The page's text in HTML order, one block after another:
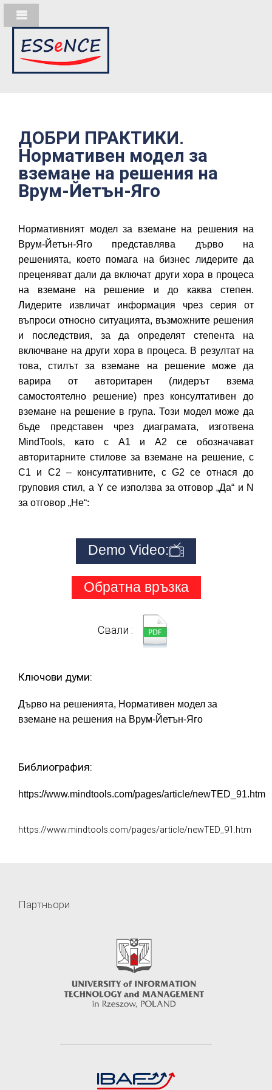
ДОБРИ ПРАКТИКИ.
Нормативен модел за
вземане на решения на
Врум-Йетън-Яго
Нормативният модел за вземане на решения на
Врум-Йетън-Яго представлява дърво на
решенията, което помага на бизнес лидерите да
преценяват дали да включат други хора в процеса
на вземане на решение и до каква степен.
Лидерите извличат информация чрез серия от
въпроси относно ситуацията, възможните решения
и последствия, за да определят степента на
включване на други хора в процеса. В резултат на
това, стилът за вземане на решение може да
варира от авторитарен (лидерът взема
самостоятелно решение) през консултативен до
вземане на решение в група. Този модел може да
бъде представен чрез диаграмата, изготвена
MindTools, като с А1 и А2 се обозначават
авторитарните стилове за вземане на решение, с
С1 и С2 – консултативните, с G2 се отнася до
груповия стил, а Y се използва за отговор „Да“ и N
за отговор „Не“:
Demo Video:
Обратна връзка
Свали :
Ключови думи:
Дърво на решенията, Нормативен модел за
вземане на решения на Врум-Йетън-Яго
Библиография:
https://www.mindtools.com/pages/article/newTED_91.htm
https://www.mindtools.com/pages/article/newTED_91.htm
Партньори